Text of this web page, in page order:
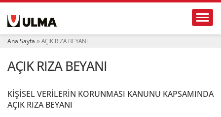
i
Ana Sayfa AÇIK RIZA BEYANI
AÇIK RIZA BEYANI
KİŞİSEL VERİLERİN KORUNMASI KANUNU KAPSAMINDA
AÇIK RIZA BEYANI